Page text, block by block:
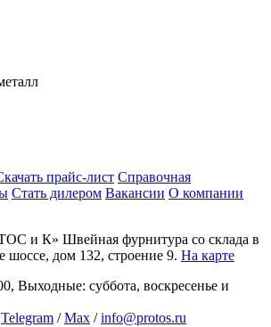
прайс-лист Справочная
Стать дилером Вакансии О компании
и К» Швейная фурнитура со склада в
шоссе, дом 132, строение 9. На карте
Выходные: суббота, воскресенье и
Telegram /Max /info@protos.ru